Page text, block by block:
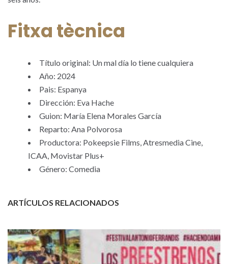
Fitxa tècnica
Título original: Un mal día lo tiene cualquiera
Año: 2024
Pais: Espanya
Dirección: Eva Hache
Guion: María Elena Morales García
Reparto: Ana Polvorosa
Productora: Pokeepsie Films, Atresmedia Cine,
ICAA, Movistar Plus+
Género: Comedia
ARTÍCULOS RELACIONADOS